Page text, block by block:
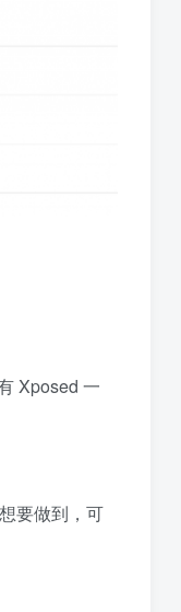
Xposed 一
要做到，可